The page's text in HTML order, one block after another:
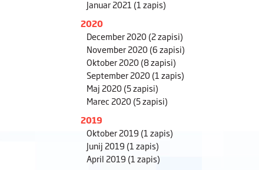
Januar 2021 (1 zapis)
2020
December 2020(2 zapisi)
November 2020(6 zapisi)
Oktober 2020(8 zapisi)
September 2020(1 zapis)
Maj 2020(5 zapisi)
Marec 2020(5 zapisi)
2019
Oktober 2019 (1 zapis)
Junij 2019 (1 zapis)
April 2019 (1 zapis)